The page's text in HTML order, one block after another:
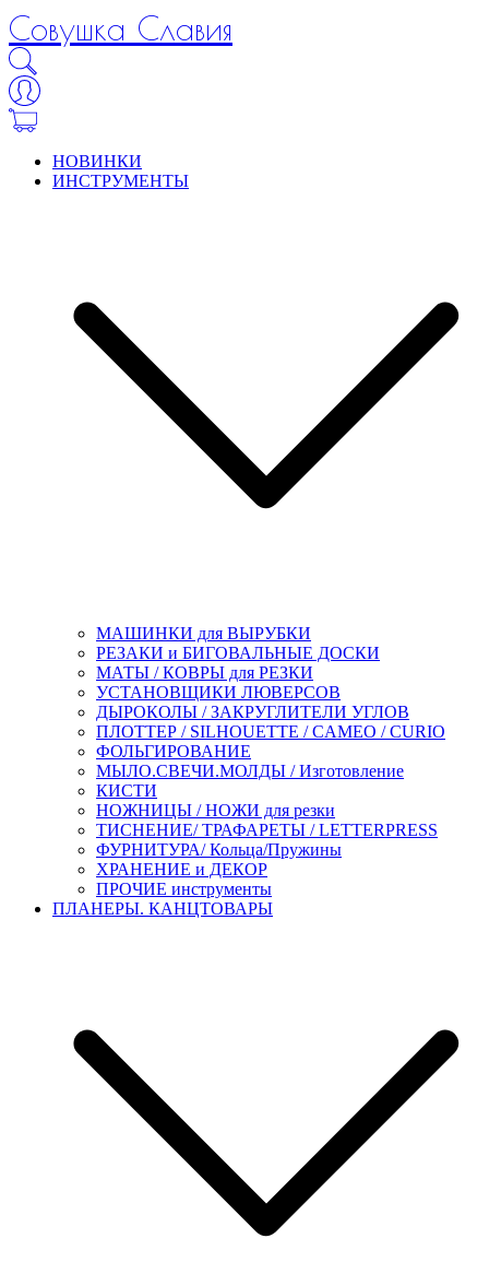
Совушка Славия
НОВИНКИ
ИНСТРУМЕНТЫ
МАШИНКИ для ВЫРУБКИ
РЕЗАКИ и БИГОВАЛЬНЫЕ ДОСКИ
МАТЫ / КОВРЫ для РЕЗКИ
УСТАНОВЩИКИ ЛЮВЕРСОВ
ДЫРОКОЛЫ / ЗАКРУГЛИТЕЛИ УГЛОВ
ПЛОТТЕР / SILHOUETTE / CAMEO / CURIO
ФОЛЬГИРОВАНИЕ
МЫЛО.СВЕЧИ.МОЛДЫ / Изготовление
КИСТИ
НОЖНИЦЫ / НОЖИ для резки
ТИСНЕНИЕ/ ТРАФАРЕТЫ / LETTERPRESS
ФУРНИТУРА/ Кольца/Пружины
ХРАНЕНИЕ и ДЕКОР
ПРОЧИЕ инструменты
ПЛАНЕРЫ. КАНЦТОВАРЫ